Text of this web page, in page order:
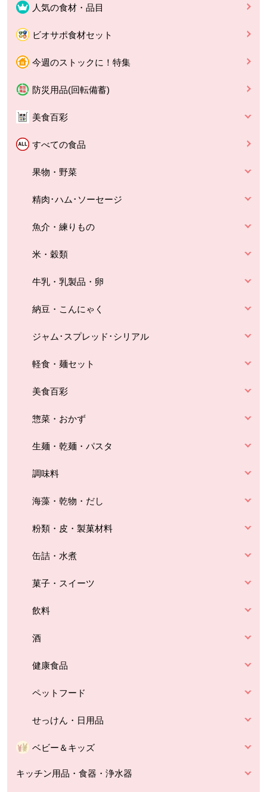
人気の食材・品目
ビオサポ食材セット
今週のストックに！特集
防災用品(回転備蓄)
美食百彩
すべての食品
果物・野菜
精肉･ハム･ソーセージ
魚介・練りもの
米・穀類
牛乳・乳製品・卵
納豆・こんにゃく
ジャム･スプレッド･シリアル
軽食・麺セット
美食百彩
惣菜・おかず
生麺・乾麺・パスタ
調味料
海藻・乾物・だし
粉類・皮・製菓材料
缶詰・水煮
菓子・スイーツ
飲料
酒
健康食品
ペットフード
せっけん・日用品
ベビー＆キッズ
キッチン用品・食器・浄水器